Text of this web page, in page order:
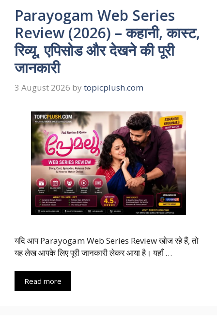
Parayogam Web Series
Review (2026) – कहानी, कास्ट,
रिव्यू, एपिसोड और देखने की पूरी
जानकारी
3 August 2026 by topicplush.com
यदि आप Parayogam Web Series Review खोज रहे हैं, तो
यह लेख आपके लिए पूरी जानकारी लेकर आया है। यहाँ …
Read more